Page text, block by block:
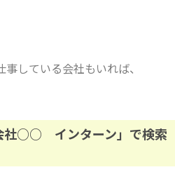
している会社もいれば、
社○○ インターン」で検索